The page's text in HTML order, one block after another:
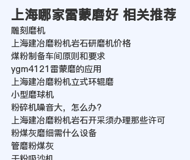
上海哪家雷蒙磨好 相关推荐
雕刻磨机
上海建冶磨粉机岩石研磨机价格
煤粉制备车间原则和要求
ygm4121雷蒙磨的应用
上海建冶磨粉机立式环辊磨
小型磨球机
粉碎机噪音大，怎么办?
上海建冶磨粉机岩石开采须办理那些许可
粉煤灰磨细需什么设备
管磨粉煤灰